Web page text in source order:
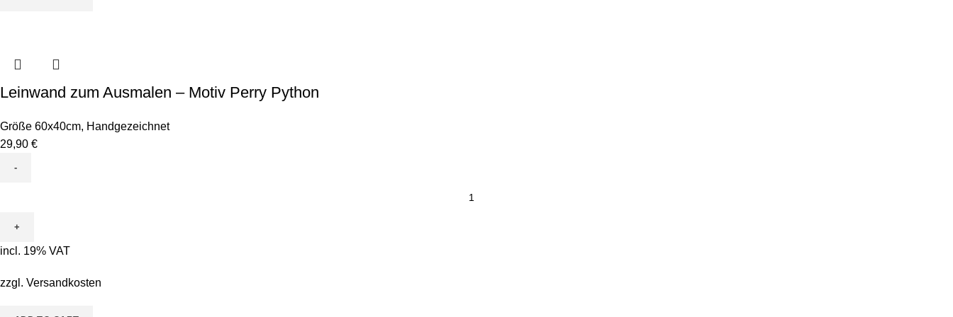
Leinwand zum Ausmalen – Motiv Perry Python
Größe 60x40cm, Handgezeichnet
29,90 €
Ausmalen
-
Perry
quantity
incl. 19% VAT
zzgl. Versandkosten